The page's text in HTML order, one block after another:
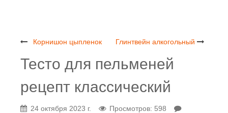
Корнишон цыпленок Глинтвейн алкогольный
Тесто для пельменей
рецепт классический
24 октября 2023 г.
Просмотров: 598